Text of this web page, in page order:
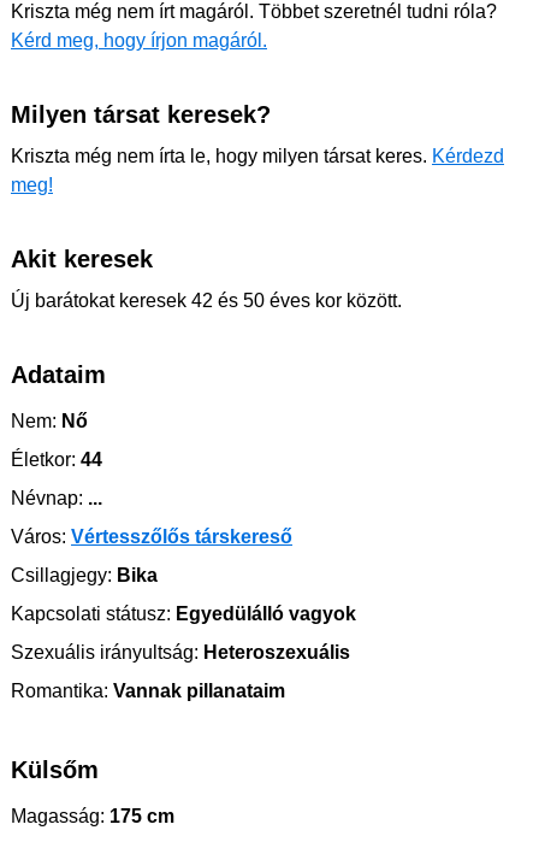
Kriszta még nem írt magáról. Többet szeretnél tudni róla?
Kérd meg, hogy írjon magáról.
Milyen társat keresek?
Kriszta még nem írta le, hogy milyen társat keres. Kérdezd
meg!
Akit keresek
Új barátokat keresek 42 és 50 éves kor között.
Adataim
Nem: Nő
Életkor: 44
Névnap: ...
Város: Vértesszőlős társkereső
Csillagjegy: Bika
Kapcsolati státusz: Egyedülálló vagyok
Szexuális irányultság: Heteroszexuális
Romantika: Vannak pillanataim
Külsőm
Magasság: 175 cm